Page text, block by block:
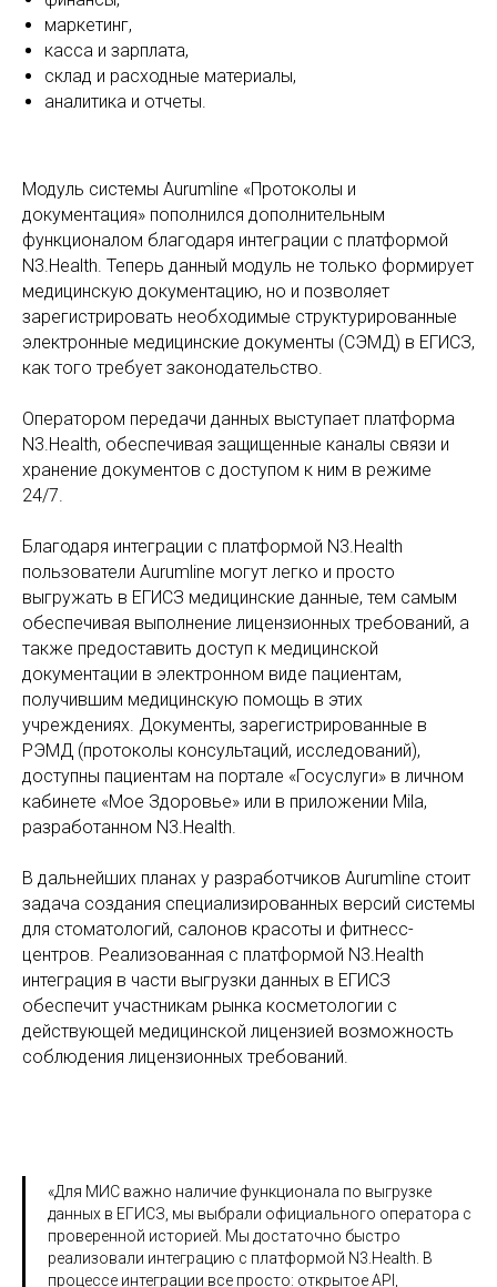
маркетинг,
касса и зарплата,
склад и расходные материалы,
аналитика и отчеты.
Модуль системы Aurumline «Протоколы и
документация» пополнился дополнительным
функционалом благодаря интеграции с платформой
N3.Health. Теперь данный модуль не только формирует
медицинскую документацию, но и позволяет
зарегистрировать необходимые структурированные
электронные медицинские документы (СЭМД) в ЕГИСЗ,
как того требует законодательство.
Оператором передачи данных выступает платформа
N3.Health, обеспечивая защищенные каналы связи и
хранение документов с доступом к ним в режиме
24/7.
Благодаря интеграции с платформой N3.Health
пользователи Aurumline могут легко и просто
выгружать в ЕГИСЗ медицинские данные, тем самым
обеспечивая выполнение лицензионных требований, а
также предоставить доступ к медицинской
документации в электронном виде пациентам,
получившим медицинскую помощь в этих
учреждениях. Документы, зарегистрированные в
РЭМД (протоколы консультаций, исследований),
доступны пациентам на портале «Госуслуги» в личном
кабинете «Мое Здоровье» или в приложении Mila,
разработанном N3.Health.
В дальнейших планах у разработчиков Aurumline стоит
задача создания специализированных версий системы
для стоматологий, салонов красоты и фитнесс-
центров. Реализованная с платформой N3.Health
интеграция в части выгрузки данных в ЕГИСЗ
обеспечит участникам рынка косметологии с
действующей медицинской лицензией возможность
соблюдения лицензионных требований.
«Для МИС важно наличие функционала по выгрузке
данных в ЕГИСЗ, мы выбрали официального оператора с
проверенной историей. Мы достаточно быстро
реализовали интеграцию с платформой N3.Health. В
процессе интеграции все просто: открытое API,